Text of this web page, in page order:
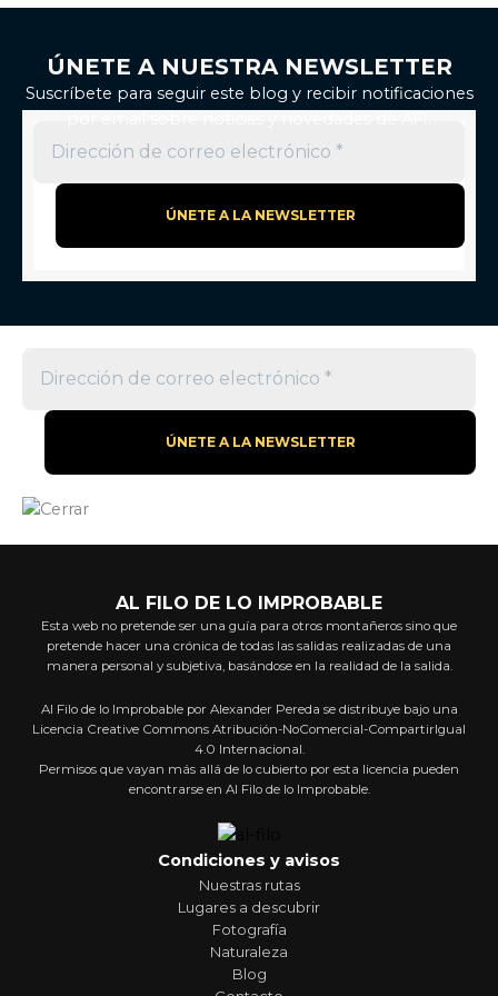
ÚNETE A NUESTRA NEWSLETTER
Suscríbete para seguir este blog y recibir notificaciones
AL FILO DE LO IMPROBABLE
Esta web no pretende ser una guía para otros montañeros sino que
pretende hacer una crónica de todas las salidas realizadas de una
manera personal y subjetiva, basándose en la realidad de la salida.
Al Filo de lo Improbable por Alexander Pereda se distribuye bajo una
Licencia Creative Commons Atribución-NoComercial-CompartirIgual
4.0 Internacional.
Permisos que vayan más allá de lo cubierto por esta licencia pueden
encontrarse en Al Filo de lo Improbable.
Condiciones y avisos
Nuestras rutas
Lugares a descubrir
Fotografía
Naturaleza
Blog